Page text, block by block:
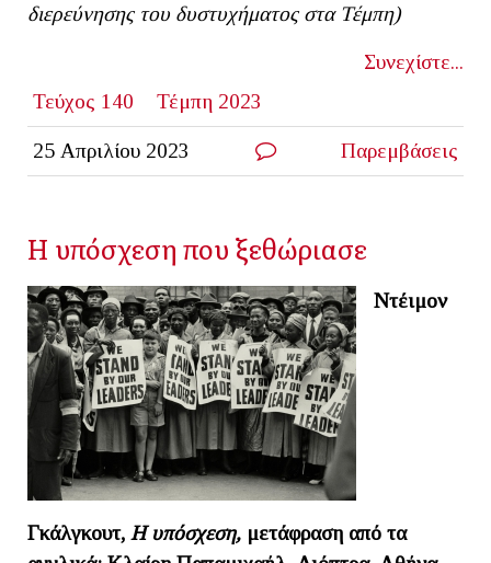
διερεύνησης του δυστυχήματος στα Τέμπη)
Συνεχίστε...
Τεύχος 140
Τέμπη 2023
25 Απριλίου 2023 Παρεμβάσεις
Η υπόσχεση που ξεθώριασε
Ντέιμον
Γκάλγκουτ, Η υπόσχεση, μετάφραση από τα